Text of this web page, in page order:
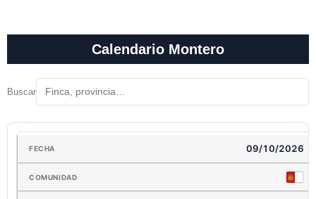
Calendario Montero
Buscar
09/10/2026